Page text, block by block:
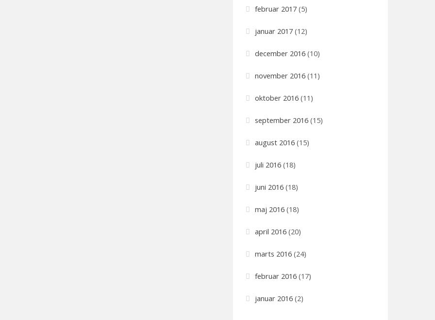
februar 2017(5)
januar 2017(12)
december 2016(10)
november 2016(11)
oktober 2016(11)
september 2016(15)
august 2016(15)
juli 2016(18)
juni 2016(18)
maj 2016(18)
april 2016(20)
marts 2016(24)
februar 2016(17)
januar 2016(2)